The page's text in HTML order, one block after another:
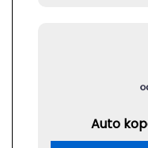
Auto